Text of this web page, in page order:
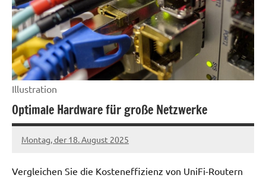
Illustration
Optimale Hardware für große Netzwerke
Montag, der 18. August 2025
Patrick
Vergleichen Sie die Kosteneffizienz von UniFi-Routern